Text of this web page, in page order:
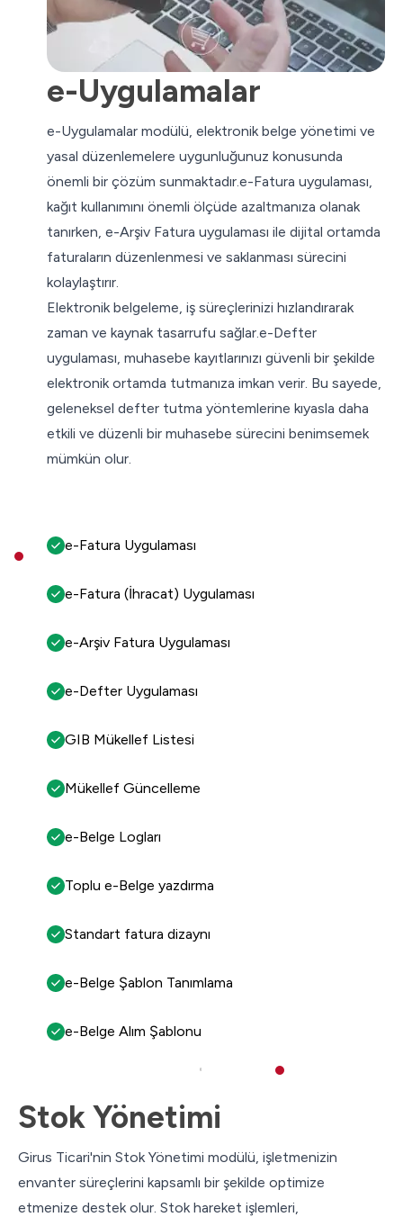
e-Uygulamalar
e-Uygulamalar modülü, elektronik belge yönetimi ve
yasal düzenlemelere uygunluğunuz konusunda
önemli bir çözüm sunmaktadır.e-Fatura uygulaması,
kağıt kullanımını önemli ölçüde azaltmanıza olanak
tanırken, e-Arşiv Fatura uygulaması ile dijital ortamda
faturaların düzenlenmesi ve saklanması sürecini
kolaylaştırır.
Elektronik belgeleme, iş süreçlerinizi hızlandırarak
zaman ve kaynak tasarrufu sağlar.e-Defter
uygulaması, muhasebe kayıtlarınızı güvenli bir şekilde
elektronik ortamda tutmanıza imkan verir. Bu sayede,
geleneksel defter tutma yöntemlerine kıyasla daha
etkili ve düzenli bir muhasebe sürecini benimsemek
mümkün olur.
e-Fatura Uygulaması
e-Fatura (İhracat) Uygulaması
e-Arşiv Fatura Uygulaması
e-Defter Uygulaması
GIB Mükellef Listesi
Mükellef Güncelleme
e-Belge Logları
Toplu e-Belge yazdırma
Standart fatura dizaynı
e-Belge Şablon Tanımlama
e-Belge Alım Şablonu
Stok Yönetimi
Girus Ticari'nin Stok Yönetimi modülü, işletmenizin
envanter süreçlerini kapsamlı bir şekilde optimize
etmenize destek olur. Stok hareket işlemleri,